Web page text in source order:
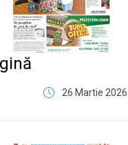
26 Martie 2026